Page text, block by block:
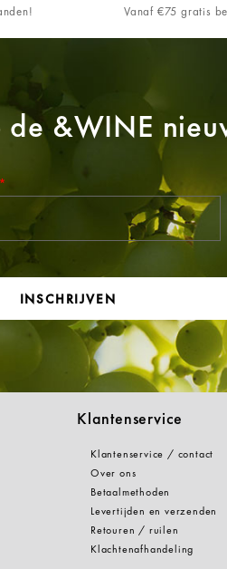
Vanaf €75 gratis
de &WINE
INSCHRIJVEN
Klantenservice
Klantenservice / contact
Over ons
Betaalmethoden
Levertijden en verzenden
Retouren / ruilen
Klachtenafhandeling